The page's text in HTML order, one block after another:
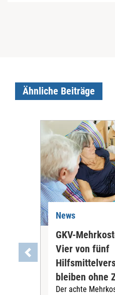
Ähnliche Beiträge
News
GKV-
Vier von fünf
bleiben ohne
Der achte